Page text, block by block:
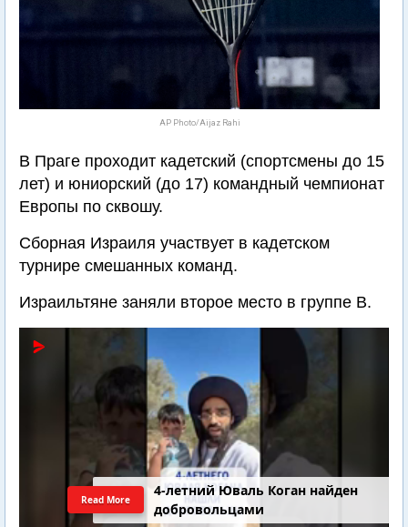
AP Photo/Aijaz Rahi
В Праге проходит кадетский (спортсмены до 15
лет) и юниорский (до 17) командный чемпионат
Европы по сквошу.
Сборная Израиля участвует в кадетском
турнире смешанных команд.
Израильтяне заняли второе место в группе В.
4-летний Юваль Коган найден
добровольцами
Read More